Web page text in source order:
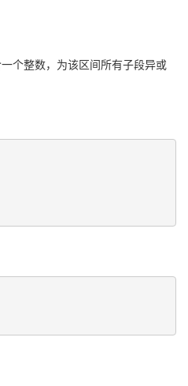
个整数，为该区间所有子段异或